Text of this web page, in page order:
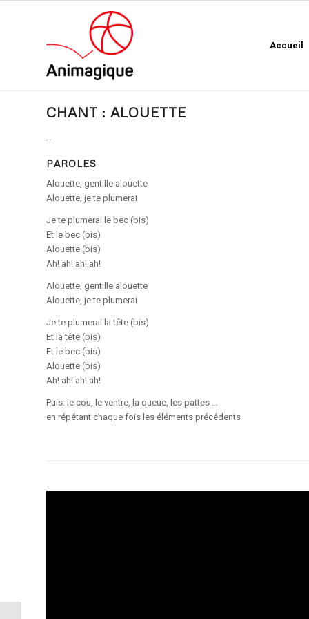
Accueil
CHANT : ALOUETTE
PAROLES
Alouette, gentille alouette
Alouette, je te plumerai
Je te plumerai le bec (bis)
Et le bec (bis)
Alouette (bis)
Ah! ah! ah! ah!
Alouette, gentille alouette
Alouette, je te plumerai
Je te plumerai la tête (bis)
Et la tête (bis)
Et le bec (bis)
Alouette (bis)
Ah! ah! ah! ah!
Puis: le cou, le ventre, la queue, les pattes …
en répétant chaque fois les éléments précédents